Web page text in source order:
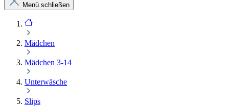
Menü schließen
Mädchen
Mädchen 3-14
Unterwäsche
Slips